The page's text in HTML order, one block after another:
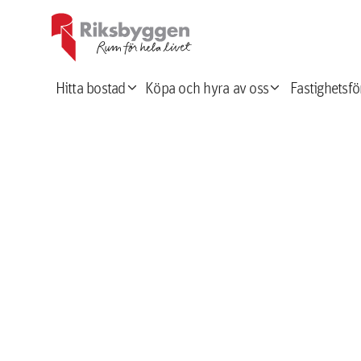
Hitta bostadexpand_more Köpa och hyra av ossexpand_more